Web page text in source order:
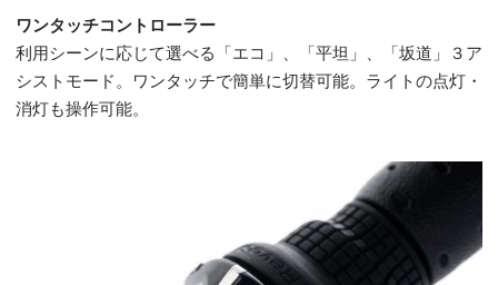
ワンタッチコントローラー
利用シーンに応じて選べる「エコ」、「平坦」、「坂道」３ア
シストモード。ワンタッチで簡単に切替可能。ライトの点灯・
消灯も操作可能。